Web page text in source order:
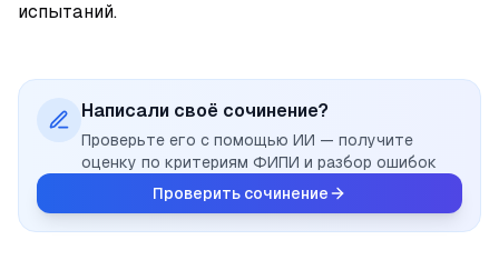
испытаний.
Написали своё сочинение?
Проверьте его с помощью ИИ — получите
оценку по критериям ФИПИ и разбор ошибок
Проверить сочинение